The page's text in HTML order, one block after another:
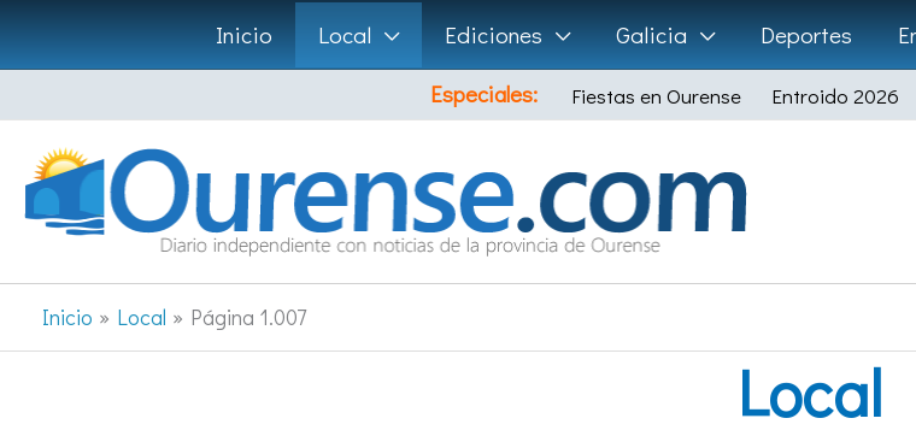
Ir
al
contenido
Inicio Local Ediciones Galicia Deportes
Especiales:
Fiestas en Ourense Entroido 2026
Inicio Local Página 1.007
Local